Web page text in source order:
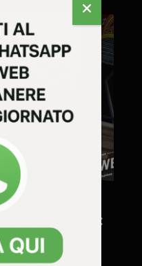
DI EVENTI:
E CULTURA